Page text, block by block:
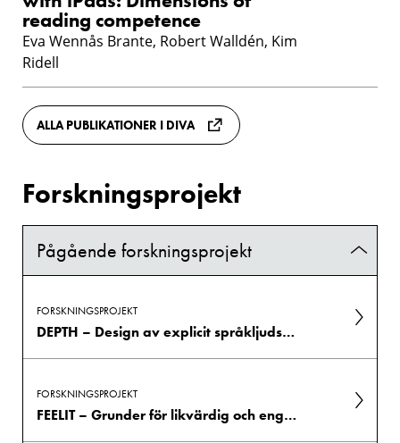
reading competence
Eva Wennås Brante, Robert Walldén, Kim
Ridell
ALLA PUBLIKATIONER I DIVA
Forskningsprojekt
Pågående forskningsprojekt
FORSKNINGSPROJEKT
DEPTH – Design av explicit språkljudsundervisning: Lärares multimodala strategier och elevers involvering
FORSKNINGSPROJEKT
FEELIT – Grunder för likvärdig och engagerande läs- och skrivundervisning i tidigare skolår